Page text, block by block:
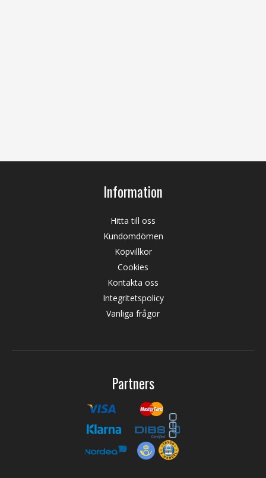
Information
Hitta till oss
Kundomdömen
Köpvillkor
Cookies
Kontakta oss
Integritetspolicy
Vanliga frågor
Partners